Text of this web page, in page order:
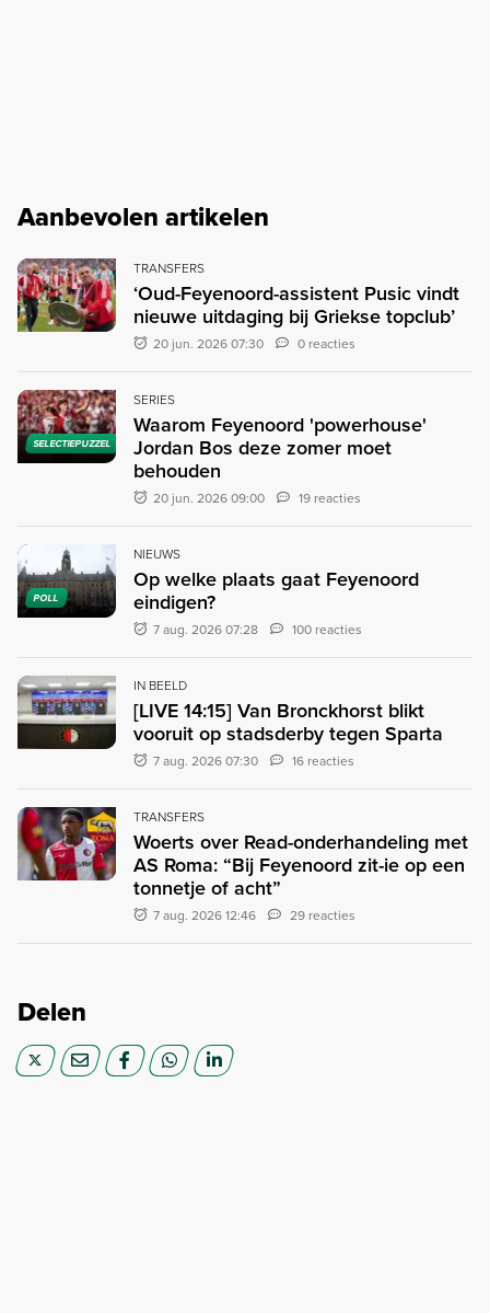
Aanbevolen artikelen
TRANSFERS
‘Oud-Feyenoord-assistent Pusic vindt
nieuwe uitdaging bij Griekse topclub’
20 jun. 2026 07:30 0 reacties
SELECTIEPUZZEL
SERIES
Waarom Feyenoord 'powerhouse'
Jordan Bos deze zomer moet
behouden
20 jun. 2026 09:00 19 reacties
POLL
NIEUWS
Op welke plaats gaat Feyenoord
eindigen?
7 aug. 2026 07:28 100 reacties
IN BEELD
[LIVE 14:15] Van Bronckhorst blikt
vooruit op stadsderby tegen Sparta
7 aug. 2026 07:30 16 reacties
TRANSFERS
Woerts over Read-onderhandeling met
AS Roma: “Bij Feyenoord zit-ie op een
tonnetje of acht”
7 aug. 2026 12:46 29 reacties
Delen